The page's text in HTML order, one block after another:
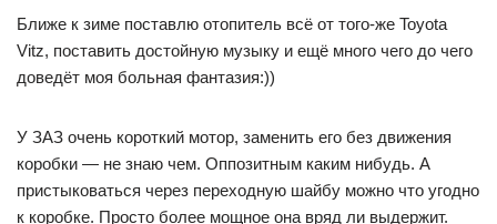
Ближе к зиме поставлю отопитель всё от того-же Toyota
Vitz, поставить достойную музыку и ещё много чего до чего
доведёт моя больная фантазия:))
У ЗАЗ очень короткий мотор, заменить его без движения
коробки — не знаю чем. Оппозитным каким нибудь. А
пристыковаться через переходную шайбу можно что угодно
к коробке. Просто более мощное она вряд ли выдержит.